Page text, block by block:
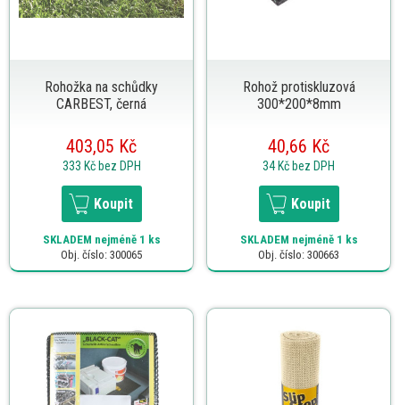
Rohožka na schůdky
CARBEST, černá
403,05 Kč
333 Kč bez DPH
Koupit
SKLADEM nejméně 1 ks
Obj. číslo: 300065
Rohož protiskluzová
300*200*8mm
40,66 Kč
34 Kč bez DPH
Koupit
SKLADEM nejméně 1 ks
Obj. číslo: 300663